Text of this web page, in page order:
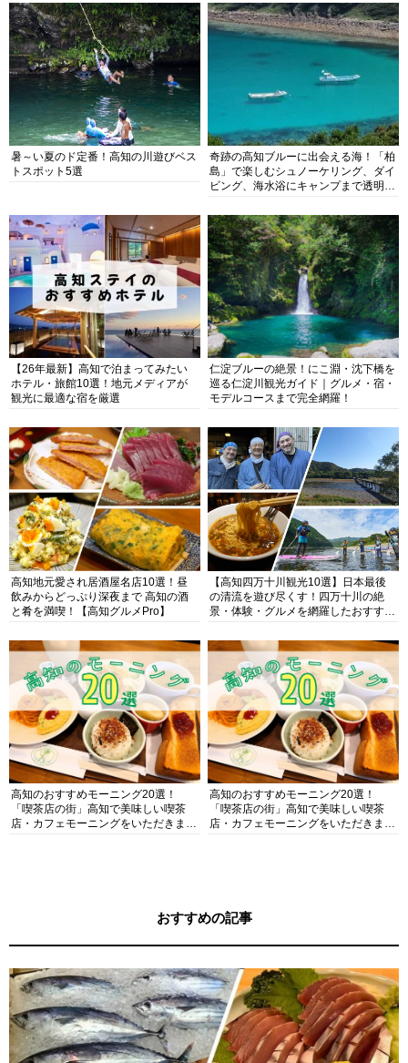
暑～い夏のド定番！高知の川遊びベス
トスポット5選
奇跡の高知ブルーに出会える海！「柏
島」で楽しむシュノーケリング、ダイ
ビング、海水浴にキャンプまで透明度
【26年最新】高知で泊まってみたい
ホテル・旅館10選！地元メディアが
観光に最適な宿を厳選
仁淀ブルーの絶景！にこ淵・沈下橋を
巡る仁淀川観光ガイド｜グルメ・宿・
モデルコースまで完全網羅！
高知地元愛され居酒屋名店10選！昼
飲みからどっぷり深夜まで 高知の酒
と肴を満喫！【高知グルメPro】
【高知四万十川観光10選】日本最後
の清流を遊び尽くす！四万十川の絶
景・体験・グルメを網羅したおすすめ
高知のおすすめモーニング20選！
「喫茶店の街」高知で美味しい喫茶
店・カフェモーニングをいただきま
高知のおすすめモーニング20選！
「喫茶店の街」高知で美味しい喫茶
店・カフェモーニングをいただきま
おすすめの記事